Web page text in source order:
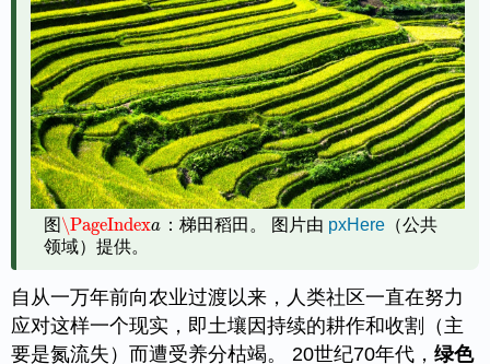
图 \PageIndexa
\PageIndexa ：梯田稻田。 图片由 pxHere（公共
领域）提供。
自从一万年前向农业过渡以来，人类社区一直在努力
应对这样一个现实，即土壤因持续的耕作和收割（主
要是氮流失）而遭受养分枯竭。 20世纪70年代，绿色